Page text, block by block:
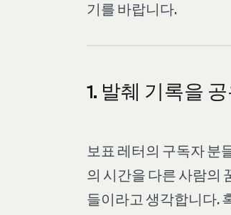
기를 바랍니다.
1. 발췌 기록을
보표 레터의 구독자 분
의 시간을 다른 사람의
들이라고 생각합니다.